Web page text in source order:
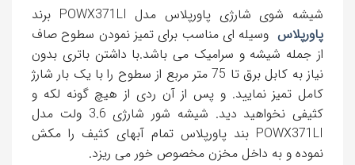
شیشه شوی شارژی پاورپلاس مدل POWX371LI برند
پاورپلاس وسیله ای مناسب برای تمیز نمودن سطوح صاف
از جمله شیشه و سرامیک می باشد.با داشتن باتری بدون
نیاز به کابل برق تا 75 متر مربع از سطوح را با یک بار شارژ
کامل تمیز نمایید. و پس از آن ردی از هیچ گونه لکه و
کثیفی نخواهید دید. شیشه شور شارژی 3.6 ولت مدل
POWX371LI بند پاورپلاس تمام آبهای کثیف را مکش
نموده و به داخل مخزن مخصوص خور می ریزد.